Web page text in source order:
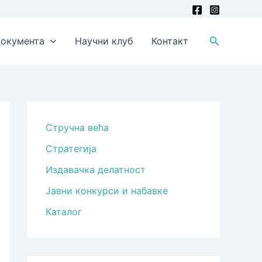
Научни клуб Контакт Претрага
Стручна већа
Стратегија
Издавачка делатност
Јавни конкурси и набавке
Каталог